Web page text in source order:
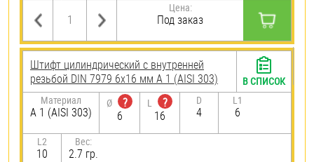
Цена:
Под заказ
Штифт цилиндрический с внутренней
резьбой DIN 7979 6х16 мм А 1 (AISI 303)
Материал
А 1 (AISI 303)
Ø
?
6
L
?
16
D
4
L1
6
L2
10
Вес:
2.7 гр.
В СПИСОК